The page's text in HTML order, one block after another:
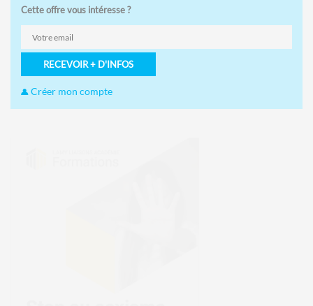
Cette offre vous intéresse ?
RECEVOIR + D'INFOS
Créer mon compte